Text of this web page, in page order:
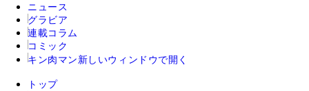
ニュース
グラビア
連載コラム
コミック
キン肉マン 新しいウィンドウで開く
トップ